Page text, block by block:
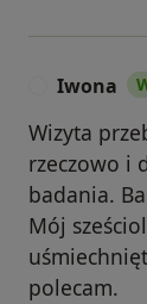
Iwona
Wizyta
rzeczowo i
badania.
Mój
polecam.